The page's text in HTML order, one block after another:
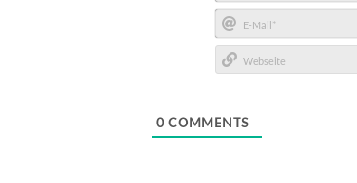
Name*
E-
Mail*
0 COMMENTS